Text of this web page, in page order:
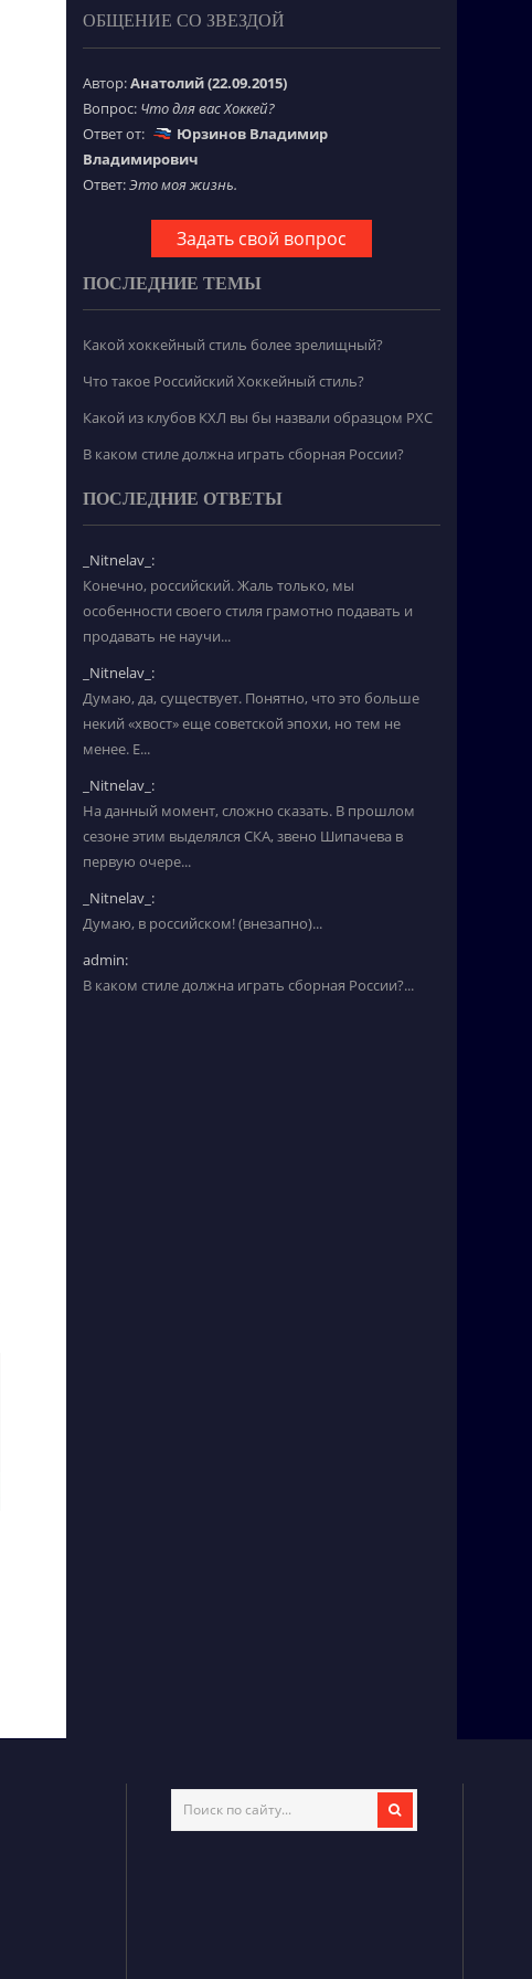
ОБЩЕНИЕ СО ЗВЕЗДОЙ
Автор:Анатолий (22.09.2015)
Вопрос: Что для вас Хоккей?
Ответ от:
Юрзинов Владимир
Владимирович
Ответ:Это моя жизнь.
Задать свой вопрос
ПОСЛЕДНИЕ ТЕМЫ
Какой хоккейный стиль более зрелищный?
Что такое Российский Хоккейный стиль?
Какой из клубов КХЛ вы бы назвали образцом РХС
В каком стиле должна играть сборная России?
ПОСЛЕДНИЕ ОТВЕТЫ
_Nitnelav_:
Конечно, российский. Жаль только, мы
особенности своего стиля грамотно подавать и
продавать не научи...
_Nitnelav_:
Думаю, да, существует. Понятно, что это больше
некий «хвост» еще советской эпохи, но тем не
менее. Е...
_Nitnelav_:
На данный момент, сложно сказать. В прошлом
сезоне этим выделялся СКА, звено Шипачева в
первую очере...
_Nitnelav_:
Думаю, в российском! (внезапно)...
admin:
В каком стиле должна играть сборная России?...